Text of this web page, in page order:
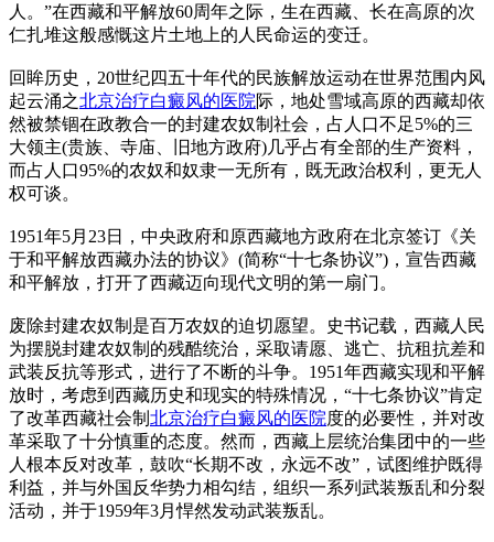
人。”在西藏和平解放60周年之际，生在西藏、长在高原的次
仁扎堆这般感慨这片土地上的人民命运的变迁。
回眸历史，20世纪四五十年代的民族解放运动在世界范围内风
起云涌之北京治疗白癜风的医院际，地处雪域高原的西藏却依
然被禁锢在政教合一的封建农奴制社会，占人口不足5%的三
大领主(贵族、寺庙、旧地方政府)几乎占有全部的生产资料，
而占人口95%的农奴和奴隶一无所有，既无政治权利，更无人
权可谈。
1951年5月23日，中央政府和原西藏地方政府在北京签订《关
于和平解放西藏办法的协议》(简称“十七条协议”)，宣告西藏
和平解放，打开了西藏迈向现代文明的第一扇门。
废除封建农奴制是百万农奴的迫切愿望。史书记载，西藏人民
为摆脱封建农奴制的残酷统治，采取请愿、逃亡、抗租抗差和
武装反抗等形式，进行了不断的斗争。1951年西藏实现和平解
放时，考虑到西藏历史和现实的特殊情况，“十七条协议”肯定
了改革西藏社会制 北京治疗白癜风的医院度的必要性，并对改
革采取了十分慎重的态度。然而，西藏上层统治集团中的一些
人根本反对改革，鼓吹“长期不改，永远不改”，试图维护既得
利益，并与外国反华势力相勾结，组织一系列武装叛乱和分裂
活动，并于1959年3月悍然发动武装叛乱。